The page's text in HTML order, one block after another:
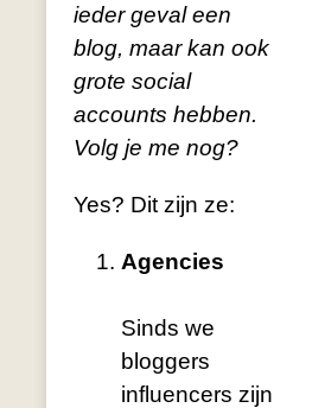
ieder geval een
blog, maar kan ook
grote social
accounts hebben.
Volg je me nog?
Yes? Dit zijn ze:
Agencies
Sinds we
bloggers
influencers zijn